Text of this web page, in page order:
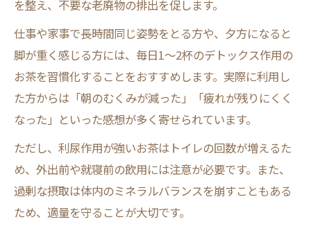
を整え、不要な老廃物の排出を促します。
仕事や家事で長時間同じ姿勢をとる方や、夕方になると
脚が重く感じる方には、毎日1～2杯のデトックス作用の
お茶を習慣化することをおすすめします。実際に利用し
た方からは「朝のむくみが減った」「疲れが残りにくく
なった」といった感想が多く寄せられています。
ただし、利尿作用が強いお茶はトイレの回数が増えるた
め、外出前や就寝前の飲用には注意が必要です。また、
過剰な摂取は体内のミネラルバランスを崩すこともある
ため、適量を守ることが大切です。